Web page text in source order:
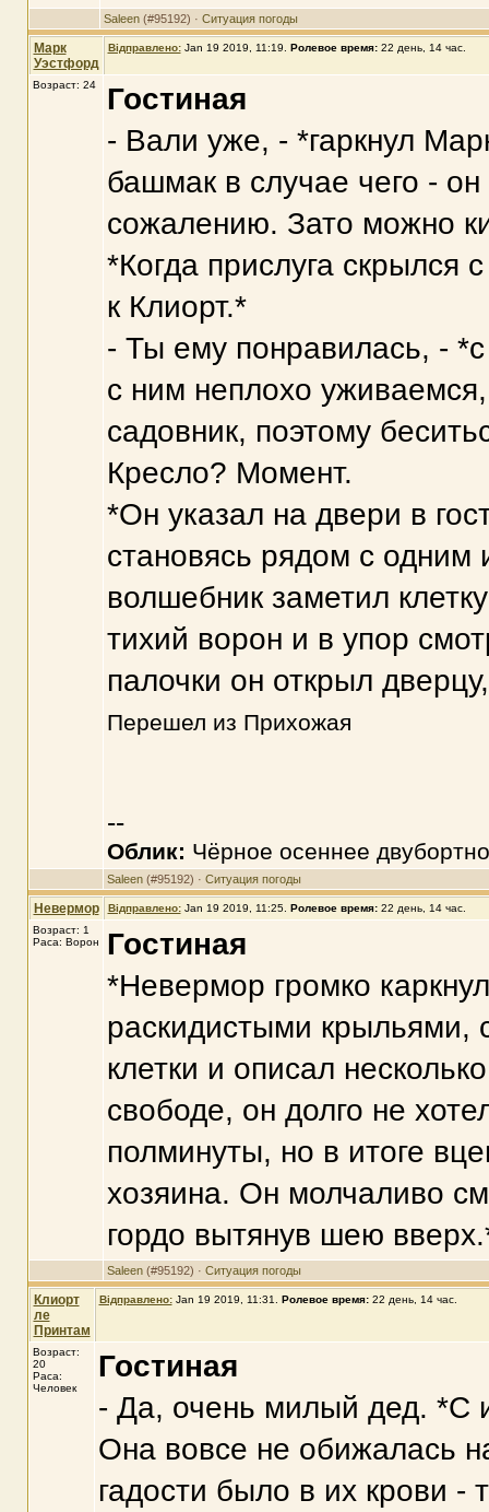
Saleen(#95192) · Ситуация погоды
Марк
Уэстфорд
Відправлено: Jan 19 2019, 11:19 Ролевое время:22 день, 14 час.
Возраст: 24
Гостиная
- Вали уже, - *гаркнул
башмак в случае чего -
сожалению. Зато можно
*Когда прислуга скрылся
к Клиорт.*
- Ты ему понравилась, -
с ним неплохо
садовник, поэтому
Кресло? Момент.
*Он указал на двери в
становясь рядом с одним
волшебник заметил
тихий ворон и в упор
палочки он открыл
Перешел из Прихожая
--
Облик: Чёрное осеннее
Saleen(#95192) · Ситуация погоды
Невермор Відправлено: Jan 19 2019, 11:25. Ролевое время:22 день, 14 час.
Возраст: 1
Раса: Ворон
Гостиная
*Невермор громко
раскидистыми крыльями,
клетки и описал
свободе, он долго не
полминуты, но в итоге
хозяина. Он молчаливо
гордо вытянув шею
Saleen(#95192) · Ситуация погоды
Клиорт
ле
Принтам
Відправлено: Jan 19 2019, 11:31 Ролевое время:22 день, 14 час.
Возраст:
20
Раса:
Человек
Гостиная
- Да, очень милый дед. *С
Она вовсе не обижалась
гадости было в их крови -